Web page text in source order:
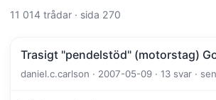
11 014 trådar · sida 270
Trasigt "pendelstöd" (motorstag)
daniel.c.carlson · 2007-05-09 · 13 svar ·